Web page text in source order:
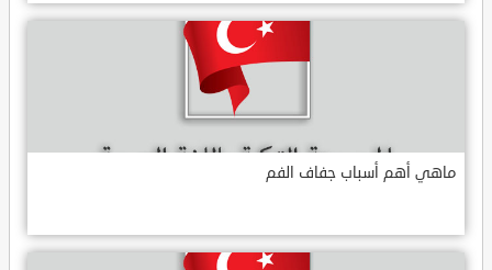
ماهي أهم أسباب جفاف الفم